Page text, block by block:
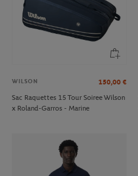
WILSON 150,00 €
Sac Raquettes 15 Tour Soiree Wilson
x Roland-Garros - Marine